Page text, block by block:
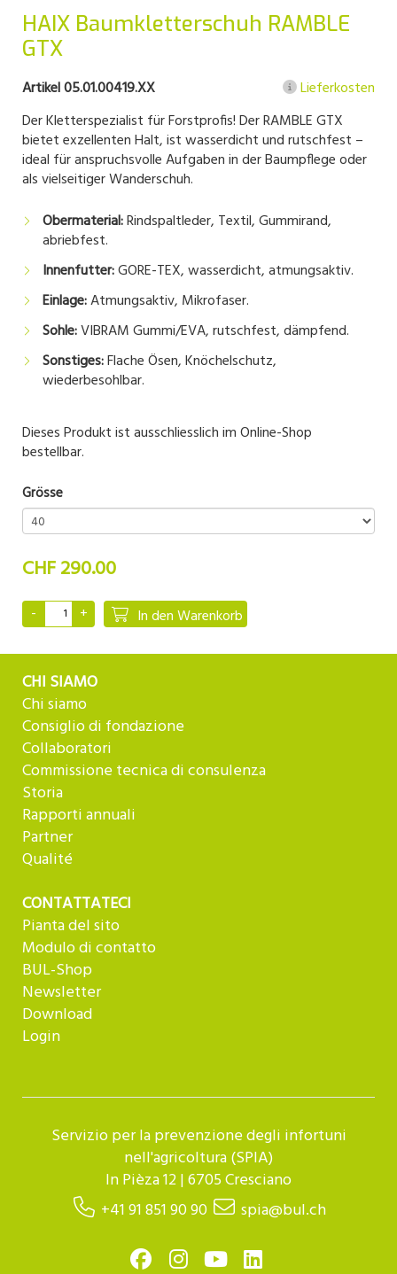
HAIX Baumkletterschuh RAMBLE
GTX
Artikel 05.01.00419.XX
Lieferkosten
Der Kletterspezialist für Forstprofis! Der RAMBLE GTX
bietet exzellenten Halt, ist wasserdicht und rutschfest –
ideal für anspruchsvolle Aufgaben in der Baumpflege oder
als vielseitiger Wanderschuh.
Obermaterial:Rindspaltleder, Textil, Gummirand,
abriebfest.
Innenfutter:GORE-TEX, wasserdicht, atmungsaktiv.
Einlage:Atmungsaktiv, Mikrofaser.
Sohle:VIBRAM Gummi/EVA, rutschfest, dämpfend.
Sonstiges:Flache Ösen, Knöchelschutz,
wiederbesohlbar.
Dieses Produkt ist ausschliesslich im Online-Shop
bestellbar.
Grösse
CHF 290.00
In den Warenkorb
CHI SIAMO
Chi siamo
Consiglio di fondazione
Collaboratori
Commissione tecnica di consulenza
Storia
Rapporti annuali
Partner
Qualité
CONTATTATECI
Pianta del sito
Modulo di contatto
BUL-Shop
Newsletter
Download
Login
Servizio per la prevenzione degli infortuni
nell'agricoltura (SPIA)
In Pièza 12 | 6705 Cresciano
+41 91 851 90 90
spia@bul.ch